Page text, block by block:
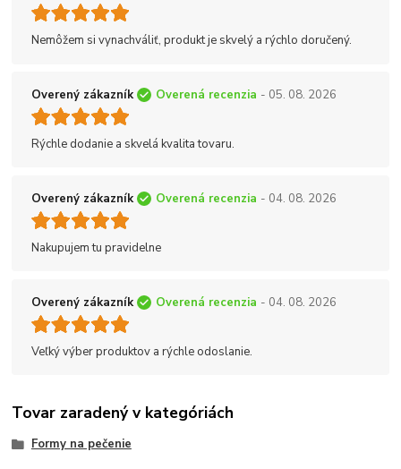
Nemôžem si vynachváliť, produkt je skvelý a rýchlo doručený.
Overený zákazník Overená recenzia - 05. 08. 2026
Rýchle dodanie a skvelá kvalita tovaru.
Overený zákazník Overená recenzia - 04. 08. 2026
Nakupujem tu pravidelne
Overený zákazník Overená recenzia - 04. 08. 2026
Veľký výber produktov a rýchle odoslanie.
Tovar zaradený v kategóriách
Formy na pečenie